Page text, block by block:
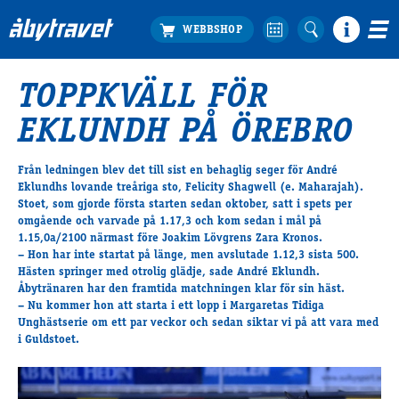
Köp biljett
Travprogrammet
Bra att veta
Restauranger
Catering by Lyon
Hotell nära oss
Nybörjar­guide
Presentkort
Tävlingsdagar
FAQ
TOPPKVÄLL FÖR
EKLUNDH PÅ ÖREBRO
Från ledningen blev det till sist en behaglig seger för André
Eklundhs lovande treåriga sto, Felicity Shagwell (e. Maharajah).
Stoet, som gjorde första starten sedan oktober, satt i spets per
omgående och varvade på 1.17,3 och kom sedan i mål på
1.15,0a/2100 närmast före Joakim Lövgrens Zara Kronos.
– Hon har inte startat på länge, men avslutade 1.12,3 sista 500.
Hästen springer med otrolig glädje, sade André Eklundh.
Åbytränaren har den framtida matchningen klar för sin häst.
– Nu kommer hon att starta i ett lopp i Margaretas Tidiga
Unghästserie om ett par veckor och sedan siktar vi på att vara med
i Guldstoet.